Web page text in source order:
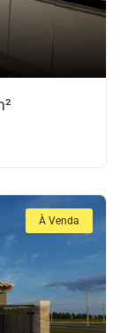
À Venda